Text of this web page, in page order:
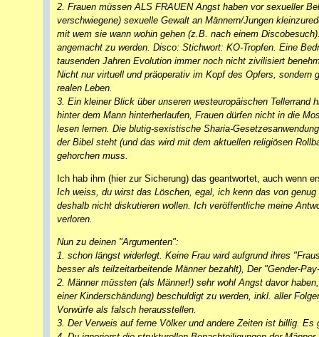
2. Frauen müssen ALS FRAUEN Angst haben vor sexueller
verschwiegene) sexuelle Gewalt an Männern/Jungen
mit wem sie wann wohin gehen (z.B. nach einem
angemacht zu werden. Disco: Stichwort: KO-Tropfen. Eine
tausenden Jahren Evolution immer noch nicht zivilisiert
Nicht nur virtuell und präoperativ im Kopf des Opfers,
realen Leben.
3. Ein kleiner Blick über unseren westeuropäischen
hinter dem Mann hinterherlaufen, Frauen dürfen nicht in die
lesen lernen. Die blutig-sexistische Sharia-
der Bibel steht (und das wird mit dem aktuellen religiösen
gehorchen muss.
Ich hab ihm (hier zur Sicherung) das geantwortet, auch wenn
Ich weiss, du wirst das Löschen, egal, ich kenn das von
deshalb nicht diskutieren wollen. Ich veröffentliche meine
verloren.
Nun zu deinen "Argumenten":
1. schon längst widerlegt. Keine Frau wird aufgrund ihres
besser als teilzeitarbeitende Männer bezahlt), Der "Gender-
2. Männer müssten (als Männer!) sehr wohl Angst davor
einer Kinderschändung) beschuldigt zu werden, inkl. aller
Vorwürfe als falsch herausstellen.
3. Der Verweis auf ferne Völker und andere Zeiten ist billig. Es